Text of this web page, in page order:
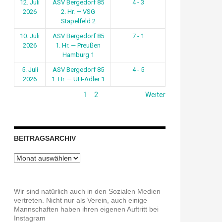
12. Juli
2026
ASV Bergedorf 85
2. Hr. — VSG
Stapelfeld 2
4 - 3
10. Juli
2026
ASV Bergedorf 85
1. Hr. — Preußen
Hamburg 1
7 - 1
5. Juli
2026
ASV Bergedorf 85
1. Hr. — UH-Adler 1
4 - 5
1 2 Weiter
BEITRAGSARCHIV
Beitragsarchiv
Wir sind natürlich auch in den Sozialen Medien
vertreten. Nicht nur als Verein, auch einige
Mannschaften haben ihren eigenen Auftritt bei
Instagram